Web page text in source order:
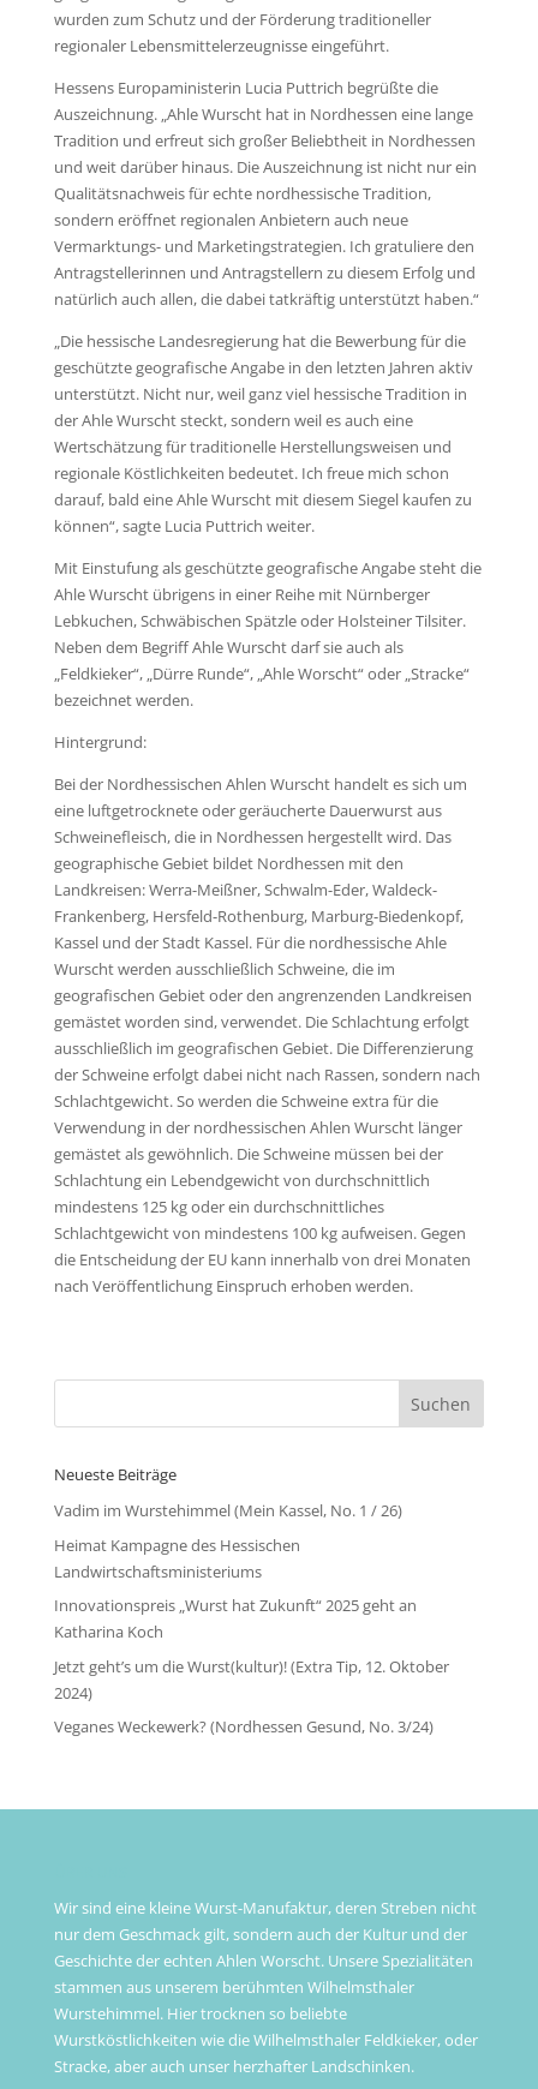
wurden zum Schutz und der Förderung traditioneller
regionaler Lebensmittelerzeugnisse eingeführt.
Hessens Europaministerin Lucia Puttrich begrüßte die
Auszeichnung. „Ahle Wurscht hat in Nordhessen eine lange
Tradition und erfreut sich großer Beliebtheit in Nordhessen
und weit darüber hinaus. Die Auszeichnung ist nicht nur ein
Qualitätsnachweis für echte nordhessische Tradition,
sondern eröffnet regionalen Anbietern auch neue
Vermarktungs- und Marketingstrategien. Ich gratuliere den
Antragstellerinnen und Antragstellern zu diesem Erfolg und
natürlich auch allen, die dabei tatkräftig unterstützt haben.“
„Die hessische Landesregierung hat die Bewerbung für die
geschützte geografische Angabe in den letzten Jahren aktiv
unterstützt. Nicht nur, weil ganz viel hessische Tradition in
der Ahle Wurscht steckt, sondern weil es auch eine
Wertschätzung für traditionelle Herstellungsweisen und
regionale Köstlichkeiten bedeutet. Ich freue mich schon
darauf, bald eine Ahle Wurscht mit diesem Siegel kaufen zu
können“, sagte Lucia Puttrich weiter.
Mit Einstufung als geschützte geografische Angabe steht die
Ahle Wurscht übrigens in einer Reihe mit Nürnberger
Lebkuchen, Schwäbischen Spätzle oder Holsteiner Tilsiter.
Neben dem Begriff Ahle Wurscht darf sie auch als
„Feldkieker“, „Dürre Runde“, „Ahle Worscht“ oder „Stracke“
bezeichnet werden.
Hintergrund:
Bei der Nordhessischen Ahlen Wurscht handelt es sich um
eine luftgetrocknete oder geräucherte Dauerwurst aus
Schweinefleisch, die in Nordhessen hergestellt wird. Das
geographische Gebiet bildet Nordhessen mit den
Landkreisen: Werra-Meißner, Schwalm-Eder, Waldeck-
Frankenberg, Hersfeld-Rothenburg, Marburg-Biedenkopf,
Kassel und der Stadt Kassel. Für die nordhessische Ahle
Wurscht werden ausschließlich Schweine, die im
geografischen Gebiet oder den angrenzenden Landkreisen
gemästet worden sind, verwendet. Die Schlachtung erfolgt
ausschließlich im geografischen Gebiet. Die Differenzierung
der Schweine erfolgt dabei nicht nach Rassen, sondern nach
Schlachtgewicht. So werden die Schweine extra für die
Verwendung in der nordhessischen Ahlen Wurscht länger
gemästet als gewöhnlich. Die Schweine müssen bei der
Schlachtung ein Lebendgewicht von durchschnittlich
mindestens 125 kg oder ein durchschnittliches
Schlachtgewicht von mindestens 100 kg aufweisen. Gegen
die Entscheidung der EU kann innerhalb von drei Monaten
nach Veröffentlichung Einspruch erhoben werden.
Neueste Beiträge
Vadim im Wurstehimmel (Mein Kassel, No. 1 / 26)
Heimat Kampagne des Hessischen
Landwirtschaftsministeriums
Innovationspreis „Wurst hat Zukunft“ 2025 geht an
Katharina Koch
Jetzt geht’s um die Wurst(kultur)! (Extra Tip, 12. Oktober
2024)
Veganes Weckewerk? (Nordhessen Gesund, No. 3/24)
Wir sind eine kleine Wurst-Manufaktur, deren Streben nicht
nur dem Geschmack gilt, sondern auch der Kultur und der
Geschichte der echten Ahlen Worscht. Unsere Spezialitäten
stammen aus unserem berühmten Wilhelmsthaler
Wurstehimmel. Hier trocknen so beliebte
Wurstköstlichkeiten wie die Wilhelmsthaler Feldkieker, oder
Stracke, aber auch unser herzhafter Landschinken.